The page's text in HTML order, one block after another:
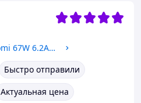
Зарядное устройство Xiaomi 67W 6.2A USB-A (Original China) white
Быстро отправили
Актуальная цена